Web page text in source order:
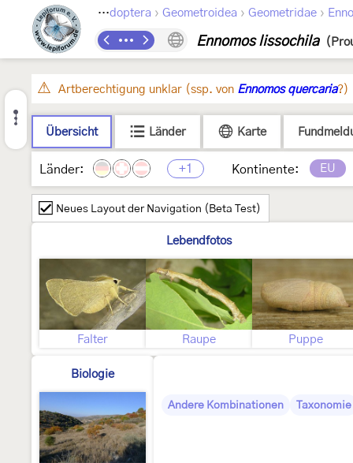
Lepidoptera › Geometroidea › Geometridae ›
Ennomos lissochila
Artberechtigung unklar (ssp. von Ennomos quercaria?)
Übersicht Länder Karte
Länder: +1 Kontinente: EU
Neues Layout der Navigation (Beta Test)
Lebendfotos
Falter Raupe Puppe
Biologie
Andere Kombinationen Taxonomie